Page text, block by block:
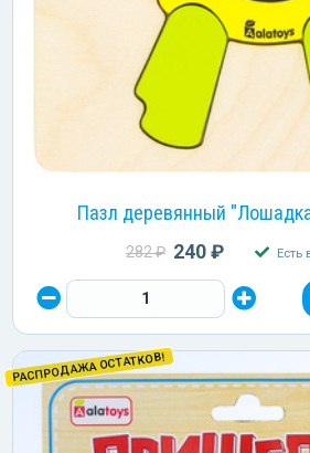
Пазл деревянный
282 ₽ 240 ₽ Есть
РАСПРОДАЖА ОСТАТКОВ!